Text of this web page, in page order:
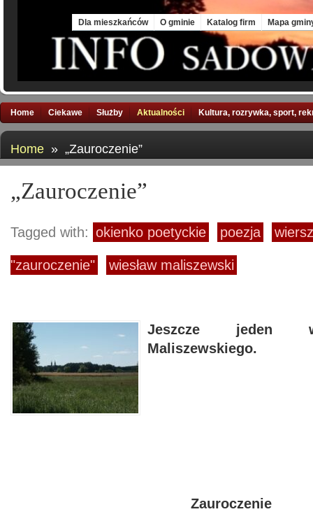
Dla mieszkańców O gminie Katalog firm Mapa
Home Ciekawe Służby Aktualności Kultura, rozrywka, sport,
Home » „Zauroczenie”
„Zauroczenie”
Tagged with: okienko poetyckie poezja wiersz
"zauroczenie" wiesław maliszewski
Jeszcze jeden
Maliszewskiego.
Zauroczenie